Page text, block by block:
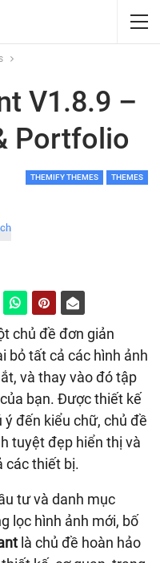
V1.8.9 –
Portfolio
THEMIFY THEMES THEMES
chủ đề đơn giản
bỏ tất cả các hình ảnh
và thay vào đó tập
bạn. Được thiết kế
đến kiểu chữ, chủ đề
tuyệt đẹp hiển thị và
các thiết bị.
tư và danh mục
lọc hình ảnh mới, bố
là chủ đề hoàn hảo